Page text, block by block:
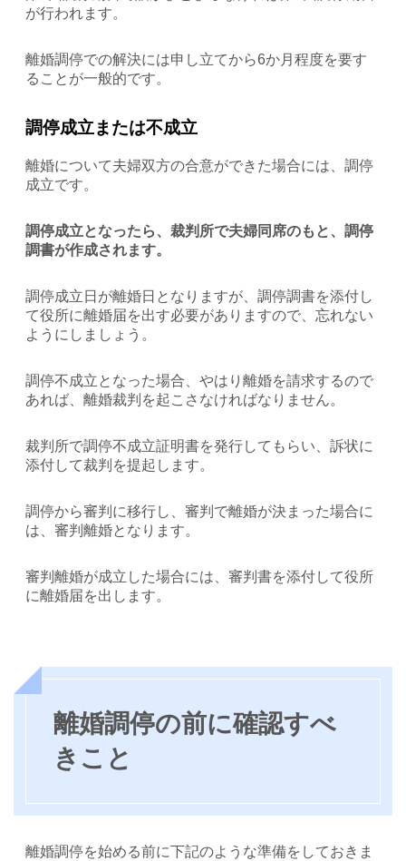
が行われます。
離婚調停での解決には申し立てから6か月程度を要す
ることが一般的です。
調停成立または不成立
離婚について夫婦双方の合意ができた場合には、調停
成立です。
調停成立となったら、裁判所で夫婦同席のもと、調停
調書が作成されます。
調停成立日が離婚日となりますが、調停調書を添付し
て役所に離婚届を出す必要がありますので、忘れない
ようにしましょう。
調停不成立となった場合、やはり離婚を請求するので
あれば、離婚裁判を起こさなければなりません。
裁判所で調停不成立証明書を発行してもらい、訴状に
添付して裁判を提起します。
調停から審判に移行し、審判で離婚が決まった場合に
は、審判離婚となります。
審判離婚が成立した場合には、審判書を添付して役所
に離婚届を出します。
離婚調停の前に確認すべ
きこと
離婚調停を始める前に下記のような準備をしておきま